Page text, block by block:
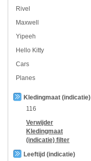
Rivel
Maxwell
Yipeeh
Hello Kitty
Cars
Planes
Kledingmaat (indicatie)
116
Verwijder
Kledingmaat
(indicatie) filter
Leeftijd (indicatie)